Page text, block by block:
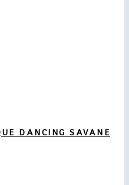
DANCING SAVANE